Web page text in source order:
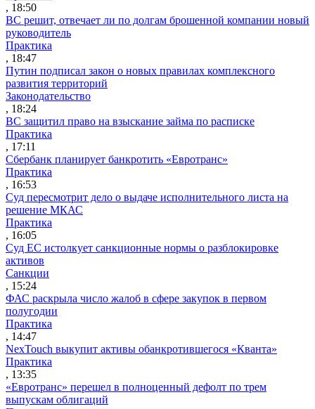
, 18:50
ВС решит, отвечает ли по долгам брошенной компании новый
руководитель
Практика
, 18:47
Путин подписал закон о новых правилах комплексного
развития территорий
Законодательство
, 18:24
ВС защитил право на взыскание займа по расписке
Практика
, 17:11
Сбербанк планирует банкротить «Евротранс»
Практика
, 16:53
Суд пересмотрит дело о выдаче исполнительного листа на
решение МКАС
Практика
, 16:05
Суд ЕС истолкует санкционные нормы о разблокировке
активов
Санкции
, 15:24
ФАС раскрыла число жалоб в сфере закупок в первом
полугодии
Практика
, 14:47
NexTouch выкупит активы обанкротившегося «Кванта»
Практика
, 13:35
«Евротранс» перешел в полноценный дефолт по трем
выпускам облигаций